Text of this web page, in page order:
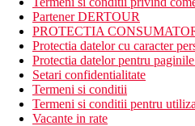
Partener DERTOUR
PROTECTIA
Protectia datelor cu caracter
Protectia datelor pentru
Setari confidentialitate
Termeni si conditii
Termeni si conditii pentru
Vacante in rate